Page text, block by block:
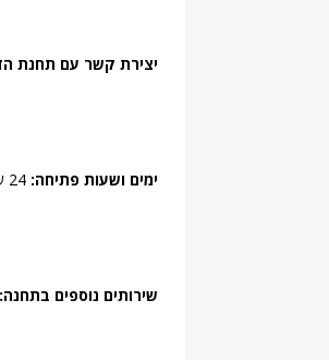
יצירת קשר עם תחנת
ימים ושעות פתיחה:
שירותים נוספים בתחנה: